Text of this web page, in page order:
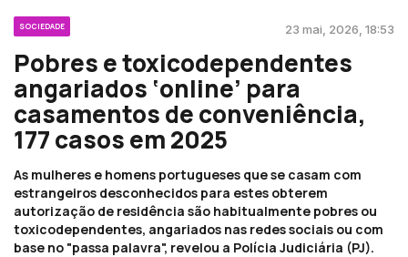
SOCIEDADE 23 mai, 2026, 18:53
Pobres e toxicodependentes
angariados ‘online’ para
casamentos de conveniência,
177 casos em 2025
As mulheres e homens portugueses que se casam com
estrangeiros desconhecidos para estes obterem
autorização de residência são habitualmente pobres ou
toxicodependentes, angariados nas redes sociais ou com
base no "passa palavra", revelou a Polícia Judiciária (PJ).